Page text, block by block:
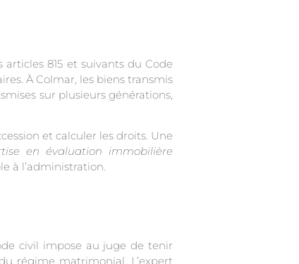
articles 815 et suivants du Code
À Colmar, les biens transmis
sur plusieurs générations,
et calculer les droits. Une
en évaluation immobilière
à l’administration.
civil impose au juge de tenir
régime matrimonial. L’expert